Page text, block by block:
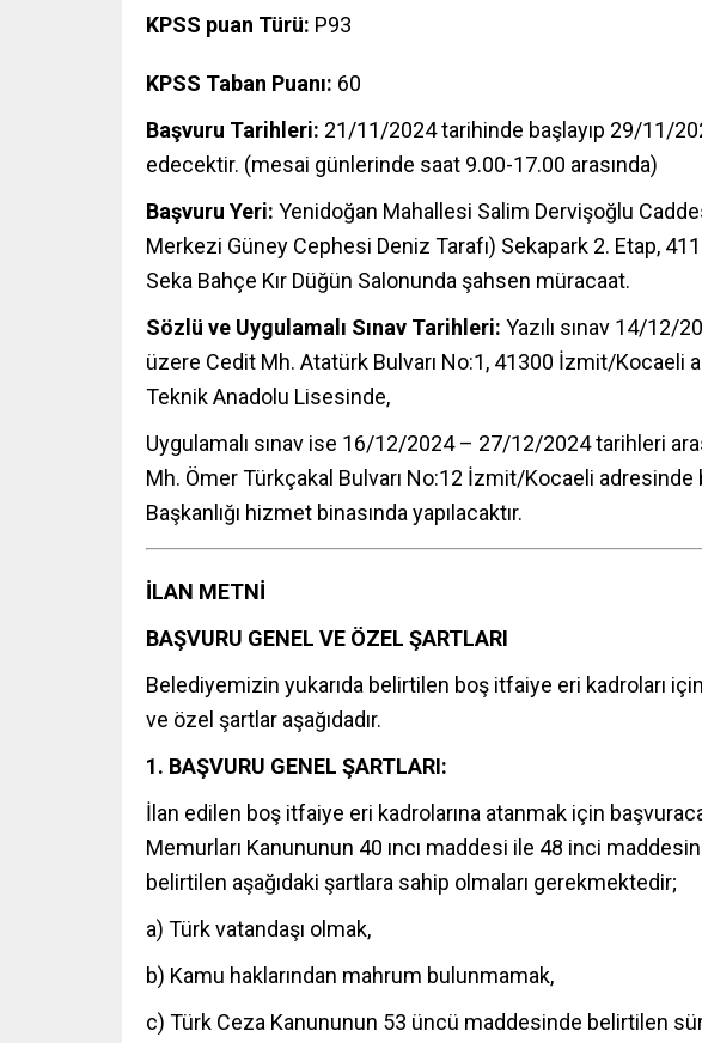
KPSS puan Türü: P93
KPSS Taban Puanı: 60
Başvuru Tarihleri: 21/11/2024 tarihinde başlayıp 29/11/
edecektir. (mesai günlerinde saat 9.00-17.00 arasında)
Başvuru Yeri: Yenidoğan Mahallesi Salim Dervişoğlu
Merkezi Güney Cephesi Deniz Tarafı) Sekapark 2. Etap,
Seka Bahçe Kır Düğün Salonunda şahsen müracaat.
Sözlü ve Uygulamalı Sınav Tarihleri: Yazılı sınav 14/12/
üzere Cedit Mh. Atatürk Bulvarı No:1, 41300 İzmit/
Teknik Anadolu Lisesinde,
Uygulamalı sınav ise 16/12/2024 – 27/12/2024 tarihleri
Mh. Ömer Türkçakal Bulvarı No:12 İzmit/Kocaeli
Başkanlığı hizmet binasında yapılacaktır.
İLAN METNİ
BAŞVURU GENEL VE ÖZEL ŞARTLARI
Belediyemizin yukarıda belirtilen boş itfaiye eri kadroları
ve özel şartlar aşağıdadır.
1. BAŞVURU GENEL ŞARTLARI:
İlan edilen boş itfaiye eri kadrolarına atanmak için
Memurları Kanununun 40 ıncı maddesi ile 48 inci
belirtilen aşağıdaki şartlara sahip olmaları gerekmektedir;
a) Türk vatandaşı olmak,
b) Kamu haklarından mahrum bulunmamak,
c) Türk Ceza Kanununun 53 üncü maddesinde belirtilen